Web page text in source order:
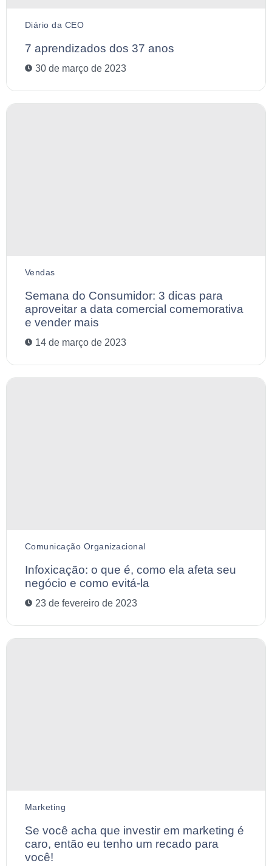
Diário da CEO
7 aprendizados dos 37 anos
30 de março de 2023
Vendas
Semana do Consumidor: 3 dicas para
aproveitar a data comercial comemorativa
e vender mais
14 de março de 2023
Comunicação Organizacional
Infoxicação: o que é, como ela afeta seu
negócio e como evitá-la
23 de fevereiro de 2023
Marketing
Se você acha que investir em marketing é
caro, então eu tenho um recado para
você!